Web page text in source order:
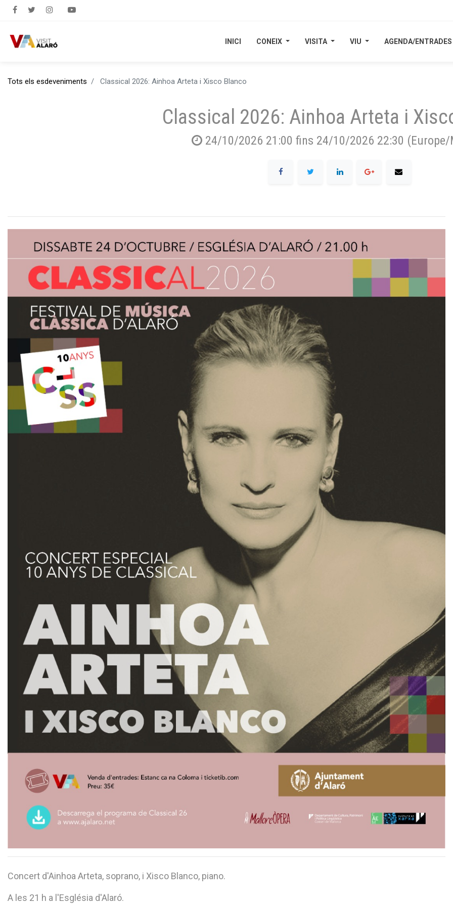
INICI CONEIX VISITA VIU AGENDA/ENTRADES
INICI CONEIX VISITA VIU AGENDA/ENTRADES
Tots els esdeveniments Classical 2026: Ainhoa Arteta i Xisco Blanco
Classical 2026: Ainhoa Arteta i
24/10/2026 21:00 fins 24/10/2026 22:30 (Europe/
Concert d'Ainhoa Arteta, soprano, i Xisco Blanco, piano.
A les 21 h a l'Església d'Alaró.